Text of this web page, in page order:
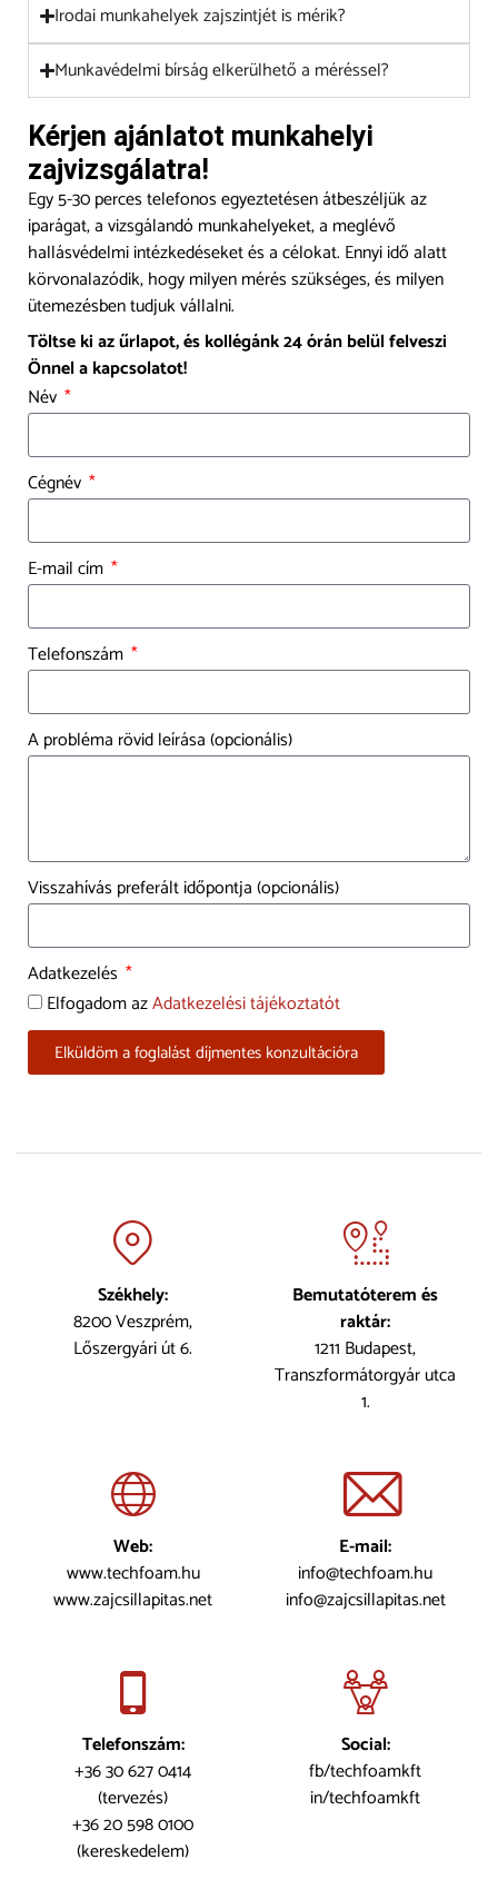
Irodai munkahelyek zajszintjét is mérik?
Munkavédelmi bírság elkerülhető a méréssel?
Kérjen ajánlatot munkahelyi
zajvizsgálatra!
Egy 5-30 perces telefonos egyeztetésen átbeszéljük az
iparágat, a vizsgálandó munkahelyeket, a meglévő
hallásvédelmi intézkedéseket és a célokat. Ennyi idő alatt
körvonalazódik, hogy milyen mérés szükséges, és milyen
ütemezésben tudjuk vállalni.
Töltse ki az űrlapot, és kollégánk 24 órán belül felveszi
Önnel a kapcsolatot!
Név
Cégnév
E-mail cím
Telefonszám
A probléma rövid leírása (opcionális)
Visszahívás preferált időpontja (opcionális)
Adatkezelés
Elfogadom azAdatkezelési tájékoztatót
Elküldöm a foglalást díjmentes konzultációra
Székhely:
8200 Veszprém,
Lőszergyári út 6.
Bemutatóterem és
raktár:
1211 Budapest,
Transzformátorgyár utca
1.
Web:
www.techfoam.hu
www.zajcsillapitas.net
E-mail:
info@techfoam.hu
info@zajcsillapitas.net
Telefonszám:
+36 30 627 0414
(tervezés)
+36 20 598 0100
(kereskedelem)
Social:
fb/techfoamkft
in/techfoamkft